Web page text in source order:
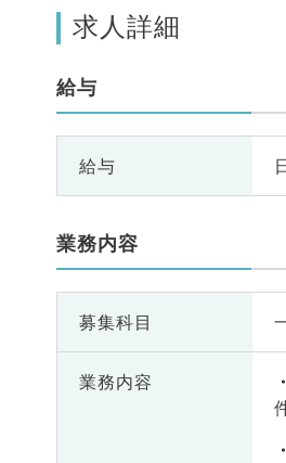
求人詳細
給与
給与
業務内容
募集科目
業務内容